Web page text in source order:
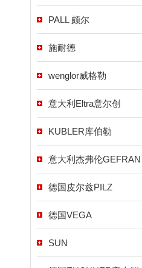
PALL 颇尔
施耐德
wenglor威格勒
意大利Eltra意尔创
KUBLER库伯勒
意大利杰弗伦GEFRAN
德国皮尔兹PILZ
德国VEGA
SUN